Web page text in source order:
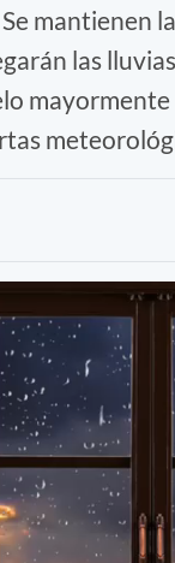
mantienen
las